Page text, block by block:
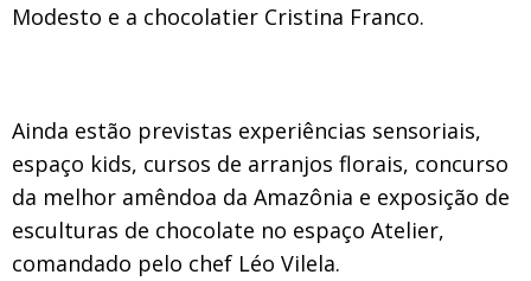
Modesto e a chocolatier Cristina Franco.
Ainda estão previstas experiências sensoriais,
espaço kids, cursos de arranjos florais, concurso
da melhor amêndoa da Amazônia e exposição de
esculturas de chocolate no espaço Atelier,
comandado pelo chef Léo Vilela.